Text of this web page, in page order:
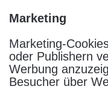
Marketing
Marketing-
oder Publishern
Werbung
Besucher über